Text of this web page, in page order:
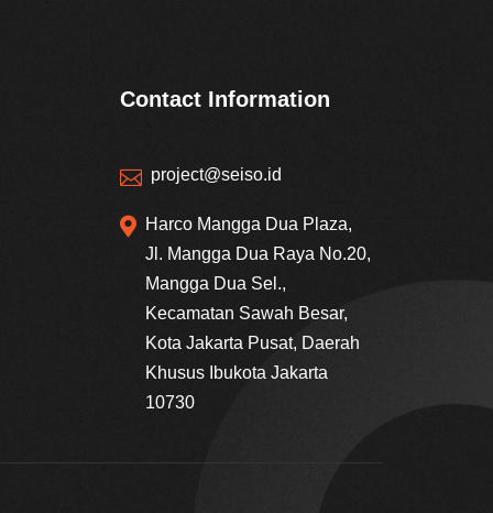
Contact Information
 project@seiso.id

Harco Mangga Dua Plaza,
Jl. Mangga Dua Raya No.20,
Mangga Dua Sel.,
Kecamatan Sawah Besar,
Kota Jakarta Pusat, Daerah
Khusus Ibukota Jakarta
10730